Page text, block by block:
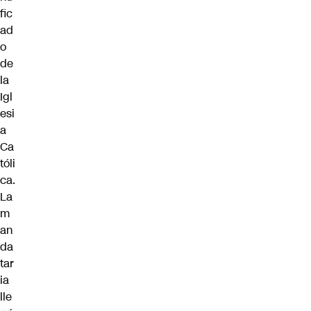
fic
ad
o
de
la
Igl
esi
a
Ca
tóli
ca.
La
m
an
da
tar
ia
lle